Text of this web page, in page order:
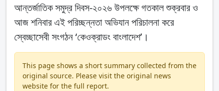
আন্তর্জাতিক সমুদ্র দিবস-২০২৬ উপলক্ষে গতকাল শুক্রবার ও
আজ শনিবার এই পরিচ্ছন্নতা অভিযান পরিচালনা করে
স্বেচ্ছাসেবী সংগঠন ‘কেওক্রাডং বাংলাদেশ’।
This page shows a short summary collected from the
original source. Please visit the original news
website for the full report.